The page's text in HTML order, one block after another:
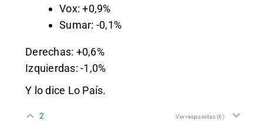
Vox: +0,9%
Sumar: -0,1%
Derechas: +0,6%
Izquierdas: -1,0%
Y lo dice Lo País.
2 Ver respuestas(6)